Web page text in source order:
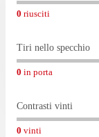
0 riusciti
Tiri nello specchio
0 in porta
Contrasti vinti
0 vinti